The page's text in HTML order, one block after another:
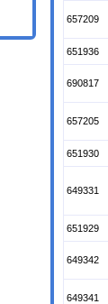
657209
651936
690817
657205
651930
649331
651929
649342
649341